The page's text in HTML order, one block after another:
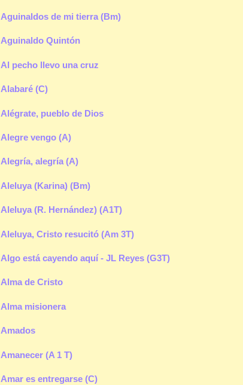
Aguinaldos de mi tierra (Bm)
Aguinaldo Quintón
Al pecho llevo una cruz
Alabaré (C)
Alégrate, pueblo de Dios
Alegre vengo (A)
Alegría, alegría (A)
Aleluya (Karina) (Bm)
Aleluya (R. Hernández) (A1T)
Aleluya, Cristo resucitó (Am 3T)
Algo está cayendo aquí - JL Reyes (G3T)
Alma de Cristo
Alma misionera
Amados
Amanecer (A 1 T)
Amar es entregarse (C)